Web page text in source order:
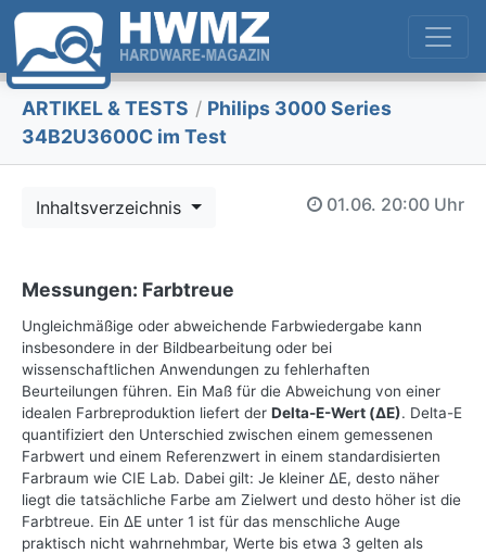
ARTIKEL & TESTS / Philips 3000 Series
34B2U3600C im Test
Inhaltsverzeichnis 01.06. 20:00 Uhr
Messungen: Farbtreue
Ungleichmäßige oder abweichende Farbwiedergabe kann
insbesondere in der Bildbearbeitung oder bei
wissenschaftlichen Anwendungen zu fehlerhaften
Beurteilungen führen. Ein Maß für die Abweichung von einer
idealen Farbreproduktion liefert der Delta-E-Wert (ΔE). Delta-E
quantifiziert den Unterschied zwischen einem gemessenen
Farbwert und einem Referenzwert in einem standardisierten
Farbraum wie CIE Lab. Dabei gilt: Je kleiner ΔE, desto näher
liegt die tatsächliche Farbe am Zielwert und desto höher ist die
Farbtreue. Ein ΔE unter 1 ist für das menschliche Auge
praktisch nicht wahrnehmbar, Werte bis etwa 3 gelten als